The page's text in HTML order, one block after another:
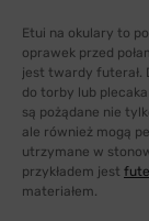
Etui na okulary to
oprawek przed
jest twardy futerał.
do torby lub
są pożądane nie
ale również mogą
utrzymane w
przykładem jest
materiałem.